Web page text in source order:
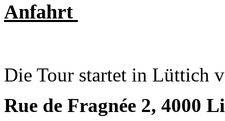
Anfahrt
Die Tour startet in Lüttich
Rue de Fragnée 2, 4000